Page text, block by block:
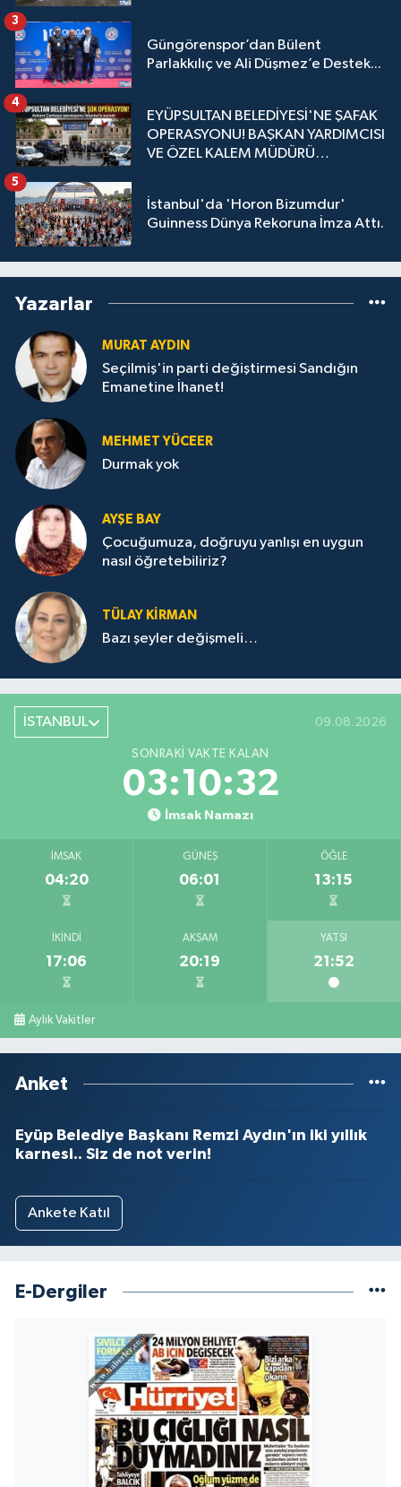
Güngörenspor’dan Bülent
Parlakkılıç ve Ali Düşmez’e Destek...
3
EYÜPSULTAN BELEDİYESİ'NE ŞAFAK
OPERASYONU! BAŞKAN YARDIMCISI
VE ÖZEL KALEM MÜDÜRÜ
4
İstanbul'da 'Horon Bizumdur'
Guinness Dünya Rekoruna İmza Attı.
5
Yazarlar
MURAT AYDIN
Seçilmiş'in parti değiştirmesi Sandığın
Emanetine İhanet!
MEHMET YÜCEER
Durmak yok
AYŞE BAY
Çocuğumuza, doğruyu yanlışı en uygun
nasıl öğretebiliriz?
TÜLAY KİRMAN
Bazı şeyler değişmeli…
İSTANBUL 09.08.2026
SONRAKI VAKTE KALAN
03:10:32
İmsak Namazı
İMSAK
04:20
GÜNEŞ
06:01
ÖĞLE
13:15
İKINDI
17:06
AKŞAM
20:19
YATSI
21:52
Aylık Vakitler
Anket
Eyüp Belediye Başkanı Remzi Aydın'ın iki yıllık
karnesi.. Siz de not verin!
Ankete Katıl
E-Dergiler